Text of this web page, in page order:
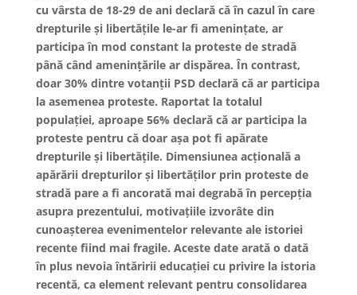
cu vârsta de 18-29 de ani declară că în cazul în care
drepturile și libertățile le-ar fi amenințate, ar
participa în mod constant la proteste de stradă
până când amenințările ar dispărea. În contrast,
doar 30% dintre votanții PSD declară că ar participa
la asemenea proteste. Raportat la totalul
populației, aproape 56% declară că ar participa la
proteste pentru că doar așa pot fi apărate
drepturile și libertățile. Dimensiunea acțională a
apărării drepturilor și libertăților prin proteste de
stradă pare a fi ancorată mai degrabă în percepția
asupra prezentului, motivațiile izvorâte din
cunoașterea evenimentelor relevante ale istoriei
recente fiind mai fragile. Aceste date arată o dată
în plus nevoia întăririi educației cu privire la istoria
recentă, ca element relevant pentru consolidarea